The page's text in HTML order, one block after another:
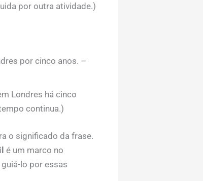
por outra atividade.)
por cinco anos. –
Londres há cinco
continua.)
o significado da frase.
é um marco no
guiá-lo por essas